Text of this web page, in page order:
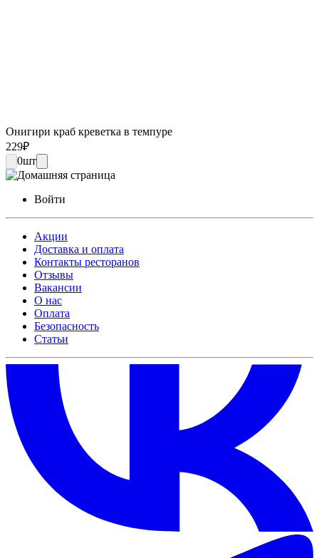
Онигири краб креветка в темпуре
229₽
0шт
Войти
Акции
Доставка и оплата
Контакты ресторанов
Отзывы
Вакансии
О нас
Оплата
Безопасность
Статьи